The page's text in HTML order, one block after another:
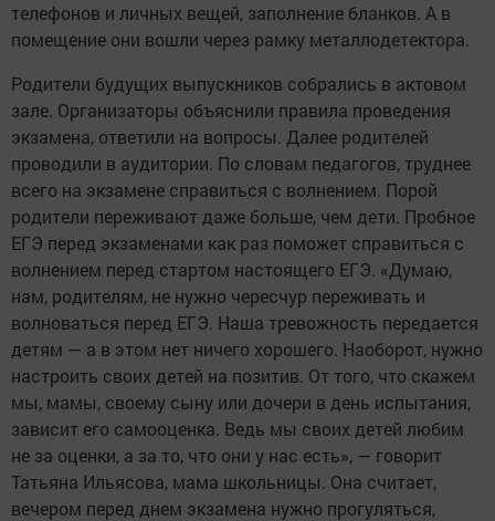
телефонов и личных вещей, заполнение бланков. А в
помещение они вошли через рамку металлодетектора.
Родители будущих выпускников собрались в актовом
зале. Организаторы объяснили правила проведения
экзамена, ответили на вопросы. Далее родителей
проводили в аудитории. По словам педагогов, труднее
всего на экзамене справиться с волнением. Порой
родители переживают даже больше, чем дети. Пробное
ЕГЭ перед экзаменами как раз поможет справиться с
волнением перед стартом настоящего ЕГЭ. «Думаю,
нам, родителям, не нужно чересчур переживать и
волноваться перед ЕГЭ. Наша тревожность передается
детям — а в этом нет ничего хорошего. Наоборот, нужно
настроить своих детей на позитив. От того, что скажем
мы, мамы, своему сыну или дочери в день испытания,
зависит его самооценка. Ведь мы своих детей любим
не за оценки, а за то, что они у нас есть», — говорит
Татьяна Ильясова, мама школьницы. Она считает,
вечером перед днем экзамена нужно прогуляться,